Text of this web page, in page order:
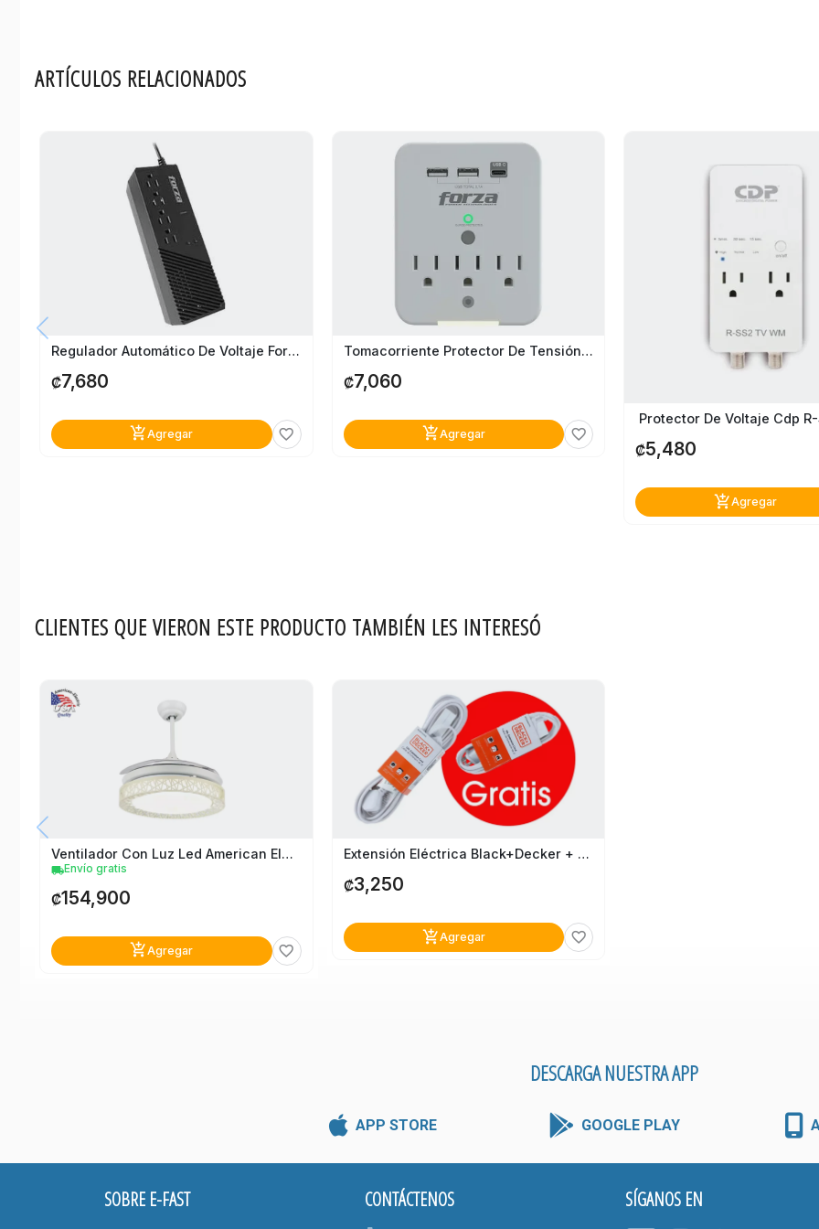
ARTÍCULOS RELACIONADOS
Regulador Automático De Voltaje Forza 1000Va/500w
₡7,680
add_shopping_cartAgregar favorite_border
Tomacorriente Protector De Tensión Forza 1875W
₡7,060
add_shopping_cartAgregar favorite_border
Protector De Voltaje Cdp
₡5,480
add_shopping_cartAgregar
CLIENTES QUE VIERON ESTE PRODUCTO TAMBIÉN LES INTERESÓ
Ventilador Con Luz Led American Electric 42"
local_shippingEnvío gratis
₡154,900
add_shopping_cartAgregar favorite_border
Extensión Eléctrica Black+decker + Gratis Extensión
₡3,250
add_shopping_cartAgregar favorite_border
DESCARGA NUESTRA APP
APP STORE GOOGLE PLAY
SOBRE E-FAST CONTÁCTENOS SÍGANOS EN